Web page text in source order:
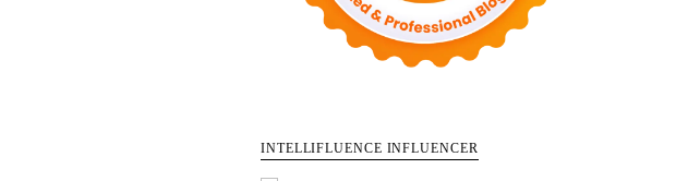
INTELLIFLUENCE INFLUENCER